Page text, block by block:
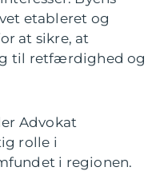
etableret og
at sikre, at
til retfærdighed og
Advokat
rolle i
i regionen.